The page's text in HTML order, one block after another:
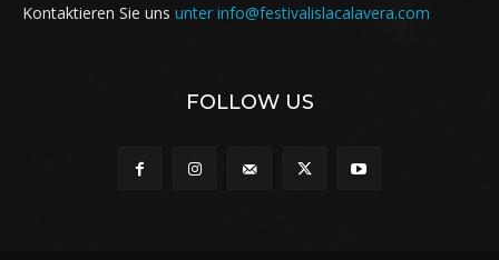
Kontaktieren Sie uns unter info@festivalislacalavera.com
FOLLOW US